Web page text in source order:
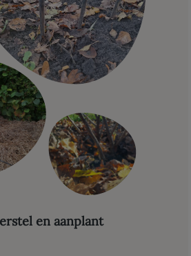
en aanplant